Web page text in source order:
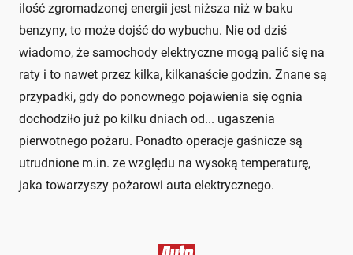
ilość zgromadzonej energii jest niższa niż w baku
benzyny, to może dojść do wybuchu. Nie od dziś
wiadomo, że samochody elektryczne mogą palić się na
raty i to nawet przez kilka, kilkanaście godzin. Znane są
przypadki, gdy do ponownego pojawienia się ognia
dochodziło już po kilku dniach od... ugaszenia
pierwotnego pożaru. Ponadto operacje gaśnicze są
utrudnione m.in. ze względu na wysoką temperaturę,
jaka towarzyszy pożarowi auta elektrycznego.